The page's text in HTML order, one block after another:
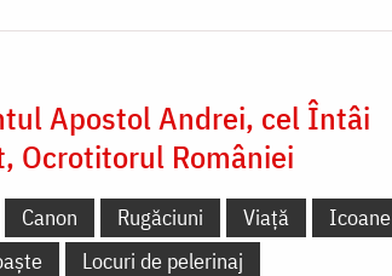
Apostol Andrei, cel Întâi
Ocrotitorul României
Canon Rugăciuni Viață
Icoane
Locuri de pelerinaj